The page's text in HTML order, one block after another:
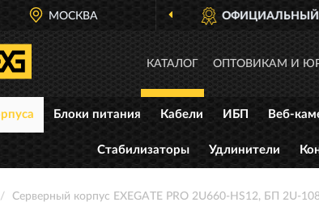
МОСКВА
ДИЛЕР EXEGATE В РОССИИ
КАТАЛОГ ОПТОВИКАМ И
Блоки питания Кабели ИБП Веб-
Стабилизаторы Удлинители
Серверный корпус EXEGATE PRO 2U660-HS12, БП 2U-